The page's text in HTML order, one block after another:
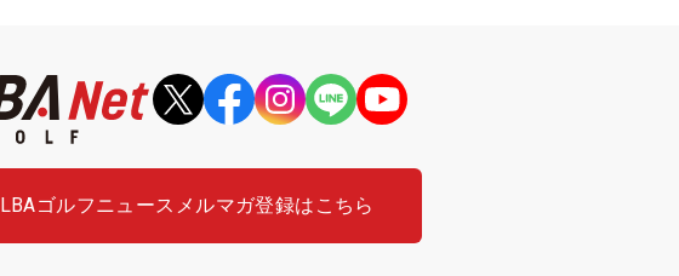
ゴルフニュース メルマガ登録はこちら